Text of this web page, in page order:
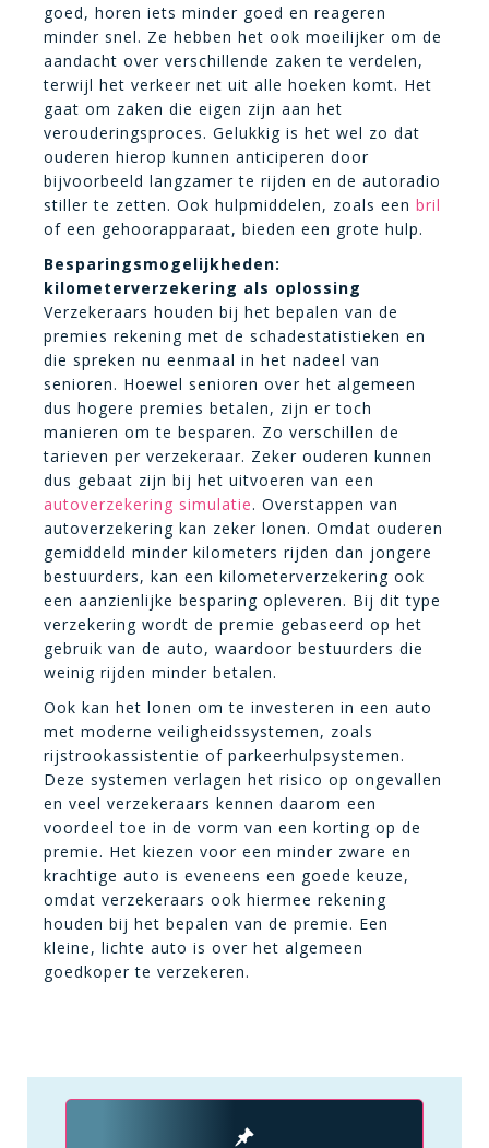
goed, horen iets minder goed en reageren
minder snel. Ze hebben het ook moeilijker om de
aandacht over verschillende zaken te verdelen,
terwijl het verkeer net uit alle hoeken komt. Het
gaat om zaken die eigen zijn aan het
verouderingsproces. Gelukkig is het wel zo dat
ouderen hierop kunnen anticiperen door
bijvoorbeeld langzamer te rijden en de autoradio
stiller te zetten. Ook hulpmiddelen, zoals een bril
of een gehoorapparaat, bieden een grote hulp.
Besparingsmogelijkheden:
kilometerverzekering als oplossing
Verzekeraars houden bij het bepalen van de
premies rekening met de schadestatistieken en
die spreken nu eenmaal in het nadeel van
senioren. Hoewel senioren over het algemeen
dus hogere premies betalen, zijn er toch
manieren om te besparen. Zo verschillen de
tarieven per verzekeraar. Zeker ouderen kunnen
dus gebaat zijn bij het uitvoeren van een
autoverzekering simulatie. Overstappen van
autoverzekering kan zeker lonen. Omdat ouderen
gemiddeld minder kilometers rijden dan jongere
bestuurders, kan een kilometerverzekering ook
een aanzienlijke besparing opleveren. Bij dit type
verzekering wordt de premie gebaseerd op het
gebruik van de auto, waardoor bestuurders die
weinig rijden minder betalen.
Ook kan het lonen om te investeren in een auto
met moderne veiligheidssystemen, zoals
rijstrookassistentie of parkeerhulpsystemen.
Deze systemen verlagen het risico op ongevallen
en veel verzekeraars kennen daarom een
voordeel toe in de vorm van een korting op de
premie. Het kiezen voor een minder zware en
krachtige auto is eveneens een goede keuze,
omdat verzekeraars ook hiermee rekening
houden bij het bepalen van de premie. Een
kleine, lichte auto is over het algemeen
goedkoper te verzekeren.